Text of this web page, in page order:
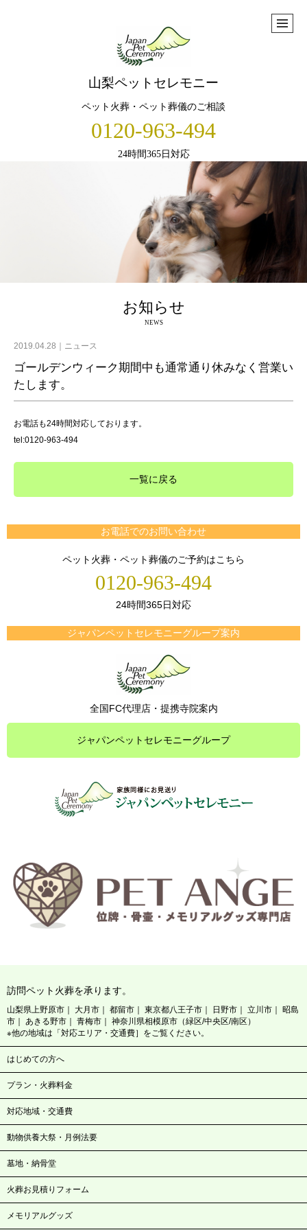
山梨ペットセレモニー
ペット火葬・ペット葬儀のご相談
0120-963-494
24時間365日対応
お知らせ
NEWS
2019.04.28 ニュース
ゴールデンウィーク期間中も通常通り休みなく営業い
たします。
お電話も24時間対応しております。
tel:0120-963-494
一覧に戻る
お電話でのお問い合わせ
ペット火葬・ペット葬儀のご予約はこちら
0120-963-494
24時間365日対応
ジャパンペットセレモニーグループ案内
全国FC代理店・提携寺院案内
ジャパンペットセレモニーグループ
訪問ペット火葬を承ります。
山梨県上野原市 大月市 都留市 東京都八王子市 日野市 立川市
昭島
市
あきる野市 青梅市
神奈川県相模原市（緑区/中央区/南区）
※他の地域は「対応エリア・交通費］をご覧ください。
はじめての方へ
プラン・火葬料金
対応地域・交通費
動物供養大祭・月例法要
墓地・納骨堂
火葬お見積りフォーム
メモリアルグッズ